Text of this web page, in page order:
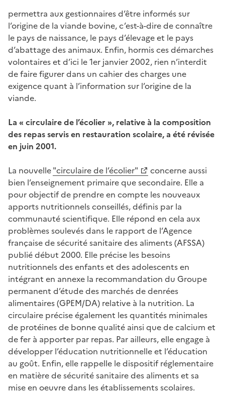
permettra aux gestionnaires d’être informés sur
l’origine de la viande bovine, c’est-à-dire de connaître
le pays de naissance, le pays d’élevage et le pays
d’abattage des animaux. Enfin, hormis ces démarches
volontaires et d’ici le 1er janvier 2002, rien n’interdit
de faire figurer dans un cahier des charges une
exigence quant à l’information sur l’origine de la
viande.
La « circulaire de l’écolier », relative à la composition
des repas servis en restauration scolaire, a été révisée
en juin 2001.
La nouvelle"circulaire de l’écolier"
concerne aussi
bien l’enseignement primaire que secondaire. Elle a
pour objectif de prendre en compte les nouveaux
apports nutritionnels conseillés, définis par la
communauté scientifique. Elle répond en cela aux
problèmes soulevés dans le rapport de l’Agence
française de sécurité sanitaire des aliments (AFSSA)
publié début 2000. Elle précise les besoins
nutritionnels des enfants et des adolescents en
intégrant en annexe la recommandation du Groupe
permanent d’étude des marchés de denrées
alimentaires (GPEM/DA) relative à la nutrition. La
circulaire précise également les quantités minimales
de protéines de bonne qualité ainsi que de calcium et
de fer à apporter par repas. Par ailleurs, elle engage à
développer l’éducation nutritionnelle et l’éducation
au goût. Enfin, elle rappelle le dispositif réglementaire
en matière de sécurité sanitaire des aliments et sa
mise en oeuvre dans les établissements scolaires.